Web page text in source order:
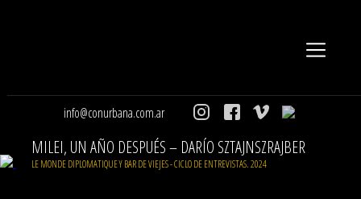
info@conurbana.com.ar
MILEI, UN AÑO DESPUÉS – DARÍO SZTAJNSZRAJBER
LE MONDE DIPLOMATIQUE Y BAR DE VIEJES - CICLO DE ENTREVISTAS. 2024